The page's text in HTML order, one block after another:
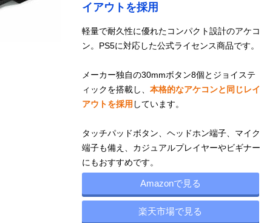
イアウトを採用
軽量で耐久性に優れたコンパクト設計のアケコ
ン。PS5に対応した公式ライセンス商品です。
メーカー独自の30mmボタン8個とジョイステ
ィックを搭載し、 本格的なアケコンと同じレイ
アウトを採用 しています。
タッチパッドボタン、ヘッドホン端子、マイク
端子も備え、カジュアルプレイヤーやビギナー
にもおすすめです。
Amazonで見る
楽天市場で見る